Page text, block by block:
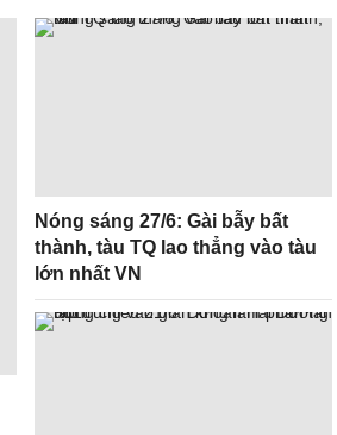
Nóng sáng 27/6: Gài bẫy bất
thành, tàu TQ lao thẳng vào tàu
lớn nhất VN